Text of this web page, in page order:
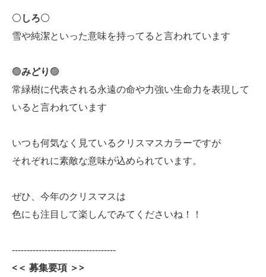
⚪しろ⚪
雪や純潔といった意味を持ってると言われています
🟢みどり🟢
常緑樹に代表される永遠の命や力強い生命力を表現して
いると言われています
いつも何気なく見ているクリスマスカラーですが
それぞれに素敵な意味が込められています。
ぜひ、今年のクリスマスは
色にも注目して楽しんでみてくださいね！！
-----------------------------------
<＜ 募集要項 ＞>